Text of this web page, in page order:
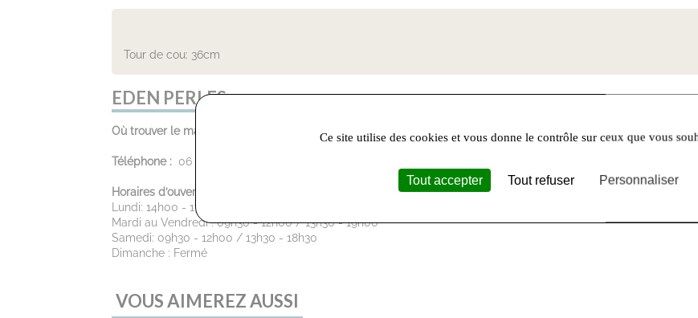
Tour de cou: 36cm
EDEN PERLES :
Où trouver le magasin : 19 rue Henri IV, 81100 Castres
Téléphone : 06 62 34 56 53
Horaires d’ouverture :
Lundi: 14h00 - 17h00
Mardi au Vendredi : 09h30 - 12h00 / 13h30 - 19h00
Samedi: 09h30 - 12h00 / 13h30 - 18h30
Dimanche : Fermé
VOUS AIMEREZ AUSSI
Ce site utilise des cookies et vous donne le contrôle sur ceux que vous
Tout accepter Tout refuser Personnaliser